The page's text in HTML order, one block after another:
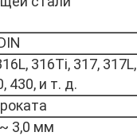
316Ti, 317, 317L,
430, и т. д.
3,0 мм